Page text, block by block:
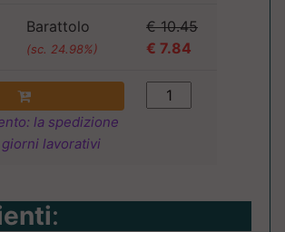
Barattolo
(sc. 24.98%)
€ 10.45
€ 7.84
la spedizione
lavorativi
: